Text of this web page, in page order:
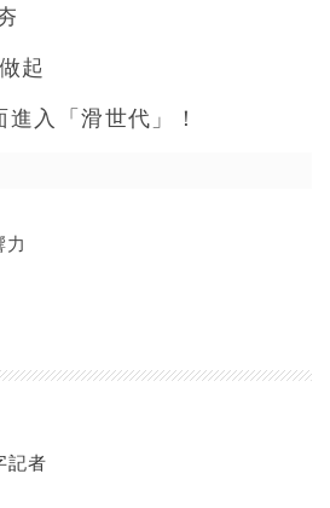
起
入「滑世代」！
力
記者